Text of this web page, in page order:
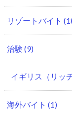
リゾートバイト
治験 (9)
イギリス（リッ
海外バイト (1)